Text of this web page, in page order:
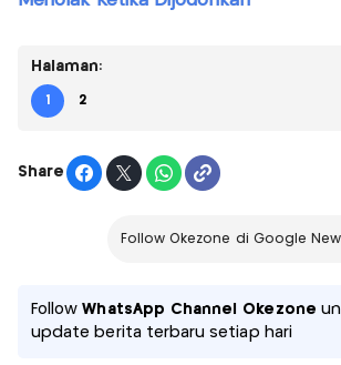
Halaman:
1 2
Share
Follow Okezone di Google
FollowWhatsApp Channel Okezone
update berita terbaru setiap hari